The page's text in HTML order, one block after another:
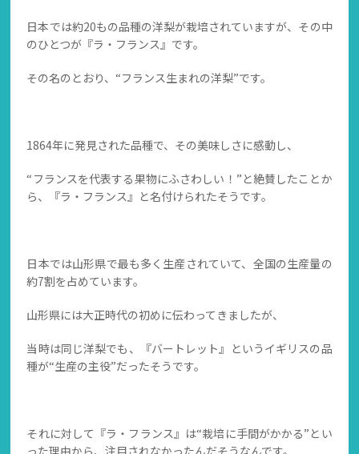
日本では約20もの品種の洋梨が栽培されていますが、その中
のひとつが『ラ・フランス』です。
その名のとおり、“フランス生まれの洋梨”です。
1864年に発見された品種で、その美味しさに感動し、
“フランスを代表する果物にふさわしい！”と絶賛したことか
ら、『ラ・フランス』と名付けられたそうです。
日本では山形県で最も多く生産されていて、全国の生産量の
約7割を占めています。
山形県には大正時代の初めに伝わってきましたが、
当時は同じ洋梨でも、『バートレット』というイギリスの品
種が“生産の主役”だったそうです。
それに対して『ラ・フランス』は“栽培に手間がかかる”とい
った理由から、注目されなかったんだそうなんです。